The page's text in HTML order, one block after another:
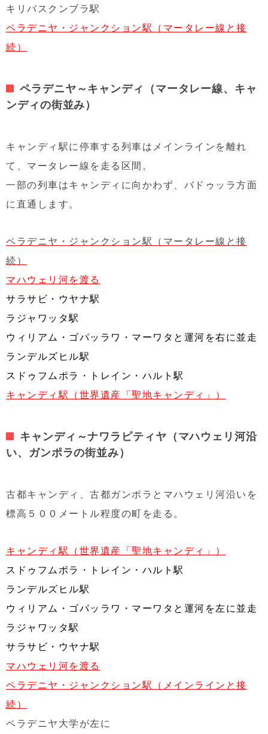
キリバスクンブラ駅
ペラデニヤ・ジャンクション駅（マータレー線と接
続）
ペラデニヤ～キャンディ（マータレー線、キャ
ンディの街並み）
キャンディ駅に停車する列車はメインラインを離れ
て、マータレー線を走る区間。
一部の列車はキャンディに向かわず、バドゥッラ方面
に直通します。
ペラデニヤ・ジャンクション駅（マータレー線と接
続）
マハウェリ河を渡る
サラサビ・ウヤナ駅
ラジャワッタ駅
ウィリアム・ゴパッラワ・マーワタと運河を右に並走
ランデルズヒル駅
スドゥフムポラ・トレイン・ハルト駅
キャンディ駅（世界遺産「聖地キャンディ」）
キャンディ～ナワラピティヤ（マハウェリ河沿
い、ガンポラの街並み）
古都キャンディ、古都ガンポラとマハウェリ河沿いを
標高５００メートル程度の町を走る。
キャンディ駅（世界遺産「聖地キャンディ」）
スドゥフムポラ・トレイン・ハルト駅
ランデルズヒル駅
ウィリアム・ゴパッラワ・マーワタと運河を左に並走
ラジャワッタ駅
サラサビ・ウヤナ駅
マハウェリ河を渡る
ペラデニヤ・ジャンクション駅（メインラインと接
続）
ペラデニヤ大学が左に